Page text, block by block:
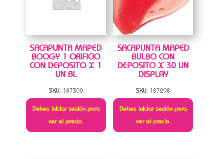
SACAPUNTA MAPED
BOOGY 1 ORIFICIO
CON DEPOSITO X 1
UN BL
SKU: 187300
Debes iniciar sesión para
ver el precio.
SACAPUNTA MAPED
BULBO CON
DEPOSITO X 30 UN
DISPLAY
SKU: 187298
Debes iniciar sesión para
ver el precio.